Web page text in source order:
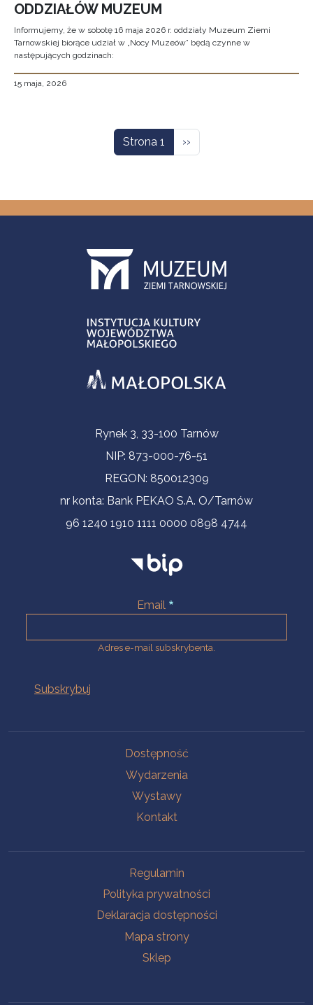
ODDZIAŁÓW MUZEUM
Informujemy, że w sobotę 16 maja 2026 r. oddziały Muzeum Ziemi
Tarnowskiej biorące udział w „Nocy Muzeów” będą czynne w
następujących godzinach:
15 maja, 2026
Strona 1 Następna strona
››
Informacje kontaktoweRynek 3, 33-100 Tarnów
NIP: 873-000-76-51
REGON: 850012309
nr konta: Bank PEKAO S.A. O/Tarnów
96 1240 1910 1111 0000 0898 4744
Email
Adres e-mail subskrybenta.
Dostępność
Wydarzenia
Wystawy
Kontakt
Regulamin
Polityka prywatności
Deklaracja dostępności
Mapa strony
Sklep